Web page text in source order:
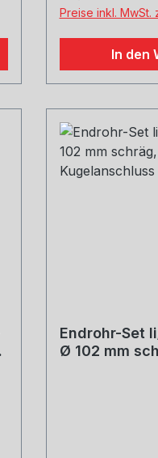
Preise inkl. MwSt.
In den
Endrohr-Set
Ø 102 mm